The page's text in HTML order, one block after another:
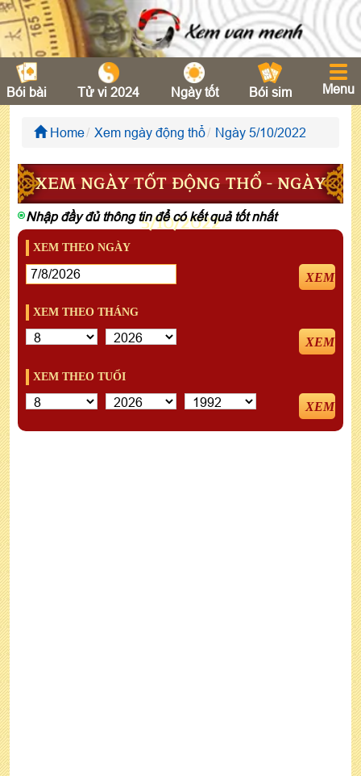
Bói bài Tử vi 2024 Ngày tốt Bói sim Menu
Home Xem ngày động thổ Ngày 5/10/2022
XEM NGÀY TỐT ĐỘNG THỔ - NGÀY
5/10/2022
Nhập đầy đủ thông tin để có kết quả tốt nhất
XEM THEO NGÀY
XEM
XEM THEO THÁNG
XEM
XEM THEO TUỔI
XEM